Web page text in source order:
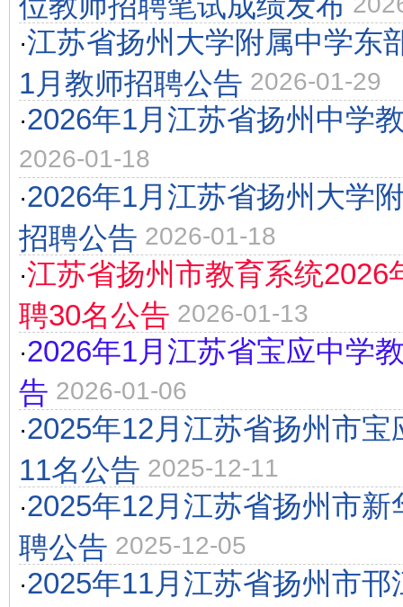
·江苏省扬州大学附属中学东
1月教师招聘公告 2026-01-29
·2026年1月江苏省扬州中学
2026-01-18
·2026年1月江苏省扬州大学
招聘公告 2026-01-18
·江苏省扬州市教育系统2026
聘30名公告 2026-01-13
·2026年1月江苏省宝应中学
告 2026-01-06
·2025年12月江苏省扬州市宝
11名公告 2025-12-11
·2025年12月江苏省扬州市新
聘公告 2025-12-05
·2025年11月江苏省扬州市邗